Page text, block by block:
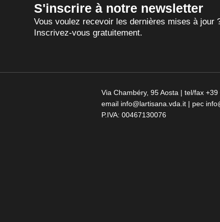
S'inscrire à notre newsletter
Vous voulez recevoir les dernières mises à jour
Inscrivez-vous gratuitement.
Via Chambéry, 95 Aosta | tel/fax
email info@lartisana.vda.it | pec
P.IVA: 00467130076